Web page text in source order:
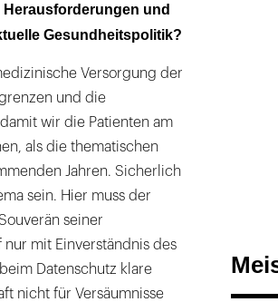
und
Gesundheitspolitik?
Versorgung der
und die
wir die Patienten am
als die thematischen
Jahren. Sicherlich
sein. Hier muss der
seiner
mit Einverständnis des
Datenschutz klare
nicht für Versäumnisse